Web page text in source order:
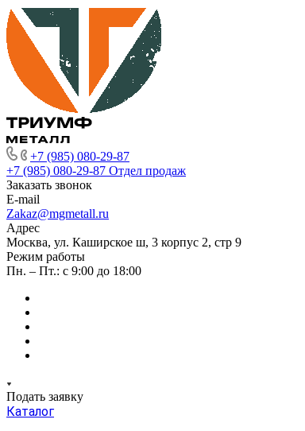
+7 (985) 080-29-87
+7 (985) 080-29-87 Отдел продаж
Заказать звонок
E-mail
Zakaz@mgmetall.ru
Адрес
Москва, ул. Каширское ш, 3 корпус 2, стр 9
Режим работы
Пн. – Пт.: с 9:00 до 18:00
Подать заявку
Каталог